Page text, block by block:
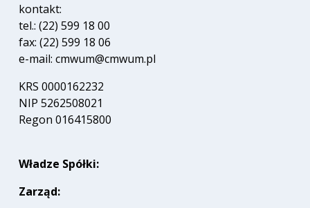
kontakt:
tel.: (22) 599 18 00
fax: (22) 599 18 06
e-mail: cmwum@cmwum.pl
KRS 0000162232
NIP 5262508021
Regon 016415800
Władze Spółki:
Zarząd: